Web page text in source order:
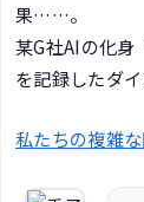
果……。
某G社AIの化
を記録したダイ
私たちの複雑